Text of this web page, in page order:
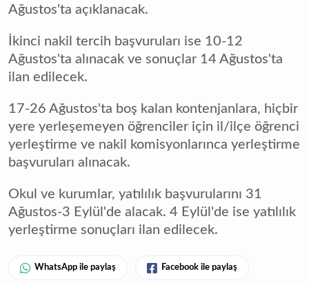
Ağustos'ta açıklanacak.
İkinci nakil tercih başvuruları ise 10-12
Ağustos'ta alınacak ve sonuçlar 14 Ağustos'ta
ilan edilecek.
17-26 Ağustos'ta boş kalan kontenjanlara, hiçbir
yere yerleşemeyen öğrenciler için il/ilçe öğrenci
yerleştirme ve nakil komisyonlarınca yerleştirme
başvuruları alınacak.
Okul ve kurumlar, yatılılık başvurularını 31
Ağustos-3 Eylül'de alacak. 4 Eylül'de ise yatılılık
yerleştirme sonuçları ilan edilecek.
WhatsApp ile paylaş Facebook ile paylaş